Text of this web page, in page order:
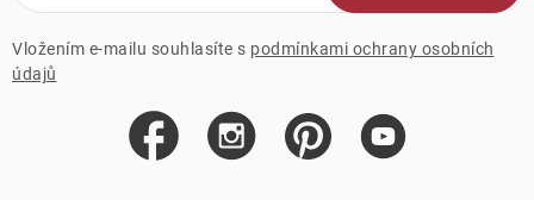
Vložením e-mailu souhlasíte s podmínkami ochrany osobních
údajů